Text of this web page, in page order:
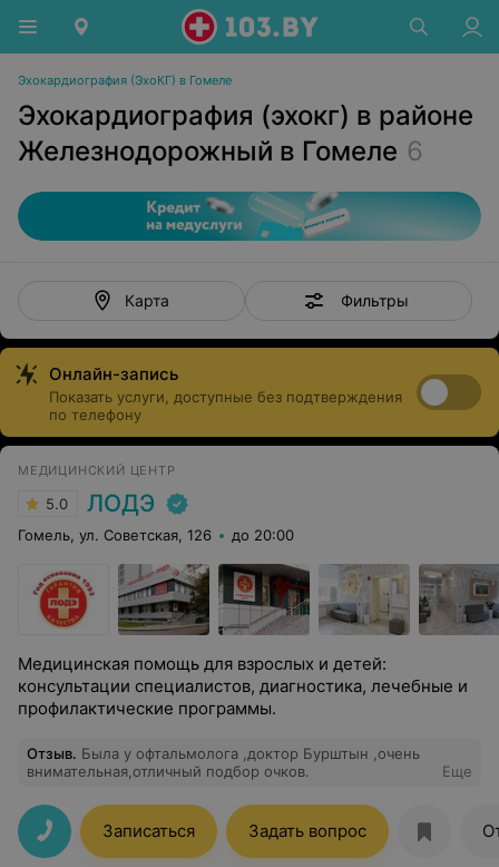
Эхокардиография (ЭхоКГ) в Гомеле
Эхокардиография (эхокг) в районе
Железнодорожный в Гомеле 6
Карта Фильтры
Онлайн-запись
Показать услуги, доступные без подтверждения
по телефону
МЕДИЦИНСКИЙ ЦЕНТР
5.0 ЛОДЭ
Гомель, ул. Советская, 126 до 20:00
Медицинская помощь для взрослых и детей:
консультации специалистов, диагностика, лечебные и
профилактические программы.
Отзыв. Была у офтальмолога ,доктор Бурштын ,очень
внимательная,отличный подбор очков.
Еще
Записаться Задать вопрос